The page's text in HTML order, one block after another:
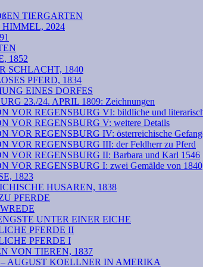
TIERGARTEN
2024
1852
SCHLACHT, 1840
PFERD, 1834
EINES DORFES
23./24. APRIL 1809: Zeichnungen
REGENSBURG VI: bildliche und
VOR REGENSBURG V: weitere Details
REGENSBURG IV: österreichische
VOR REGENSBURG III: der Feldherr zu Pferd
VOR REGENSBURG II: Barbara und Karl 1546
VOR REGENSBURG I: zwei Gemälde von 1840
1823
HUSAREN, 1838
PFERDE
UNTER EINER EICHE
PFERDE II
PFERDE I
VON TIEREN, 1837
AUGUST KOELLNER IN AMERIKA